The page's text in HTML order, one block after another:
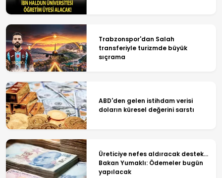
Trabzonspor'dan Salah
transferiyle turizmde büyük
sıçrama
ABD'den gelen istihdam verisi
doların küresel değerini sarstı
Üreticiye nefes aldıracak destek...
Bakan Yumaklı: Ödemeler bugün
yapılacak